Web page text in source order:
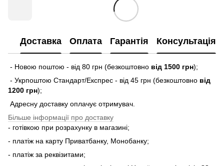
Доставка Оплата Гарантія Консультація
- Новою поштою - від 80 грн (безкоштовно від 1500 грн);
- Укрпоштою Стандарт/Експрес - від 45 грн (безкоштовно від
1200 грн);
Адресну доставку оплачує отримувач.
Більше інформації про доставку
- готівкою при розрахунку в магазині;
- платіж на карту Приватбанку, Монобанку;
- платіж за реквізитами;